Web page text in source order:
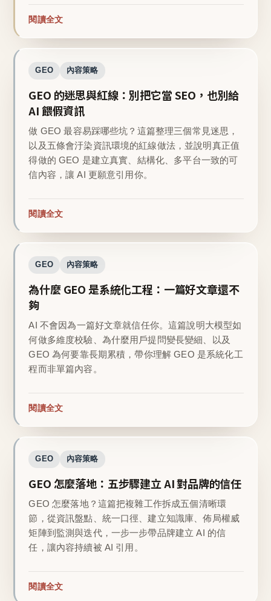
閱讀全文
GEO 內容策略
GEO 的迷思與紅線：別把它當 SEO，也別給
AI 餵假資訊
做 GEO 最容易踩哪些坑？這篇整理三個常見迷思，
以及五條會汙染資訊環境的紅線做法，並說明真正值
得做的 GEO 是建立真實、結構化、多平台一致的可
信內容，讓 AI 更願意引用你。
閱讀全文
GEO 內容策略
為什麼 GEO 是系統化工程：一篇好文章還不
夠
AI 不會因為一篇好文章就信任你。這篇說明大模型如
何做多維度校驗、為什麼用戶提問變長變細、以及
GEO 為何要靠長期累積，帶你理解 GEO 是系統化工
程而非單篇內容。
閱讀全文
GEO 內容策略
GEO 怎麼落地：五步驟建立 AI 對品牌的信任
GEO 怎麼落地？這篇把複雜工作拆成五個清晰環
節，從資訊盤點、統一口徑、建立知識庫、佈局權威
矩陣到監測與迭代，一步一步帶品牌建立 AI 的信
任，讓內容持續被 AI 引用。
閱讀全文